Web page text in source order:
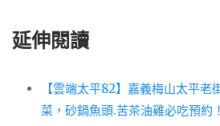
延伸閱讀
【雲端太平82】嘉義梅山太平老
菜，砂鍋魚頭.苦茶油雞必吃預約！